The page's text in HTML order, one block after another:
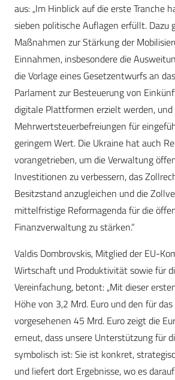
aus: „Im Hinblick auf die erste Tranche
sieben politische Auflagen erfüllt. Dazu
Maßnahmen zur Stärkung der
Einnahmen, insbesondere die
die Vorlage eines Gesetzentwurfs an
Parlament zur Besteuerung von
digitale Plattformen erzielt werden,
Mehrwertsteuerbefreiungen für
geringem Wert. Die Ukraine hat auch
vorangetrieben, um die Verwaltung
Investitionen zu verbessern, das
Besitzstand anzugleichen und die
mittelfristige Reformagenda für die
Finanzverwaltung zu stärken.“
Valdis Dombrovskis, Mitglied der EU-
Wirtschaft und Produktivität sowie für
Vereinfachung, betont: „Mit dieser
Höhe von 3,2 Mrd. Euro und den für
vorgesehenen 45 Mrd. Euro zeigt die
erneut, dass unsere Unterstützung für
symbolisch ist: Sie ist konkret,
und liefert dort Ergebnisse, wo es